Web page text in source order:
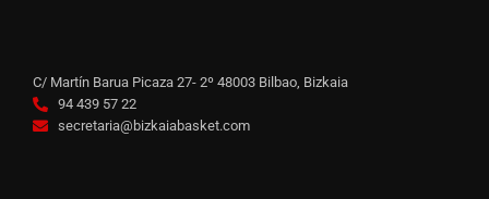
C/ Martín Barua Picaza 27- 2º 48003 Bilbao, Bizkaia
94 439 57 22
secretaria@bizkaiabasket.com